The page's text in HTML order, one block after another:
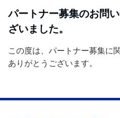
パートナー募集のお問
ざいました。
この度は、パートナー募集に
ありがとうございます。